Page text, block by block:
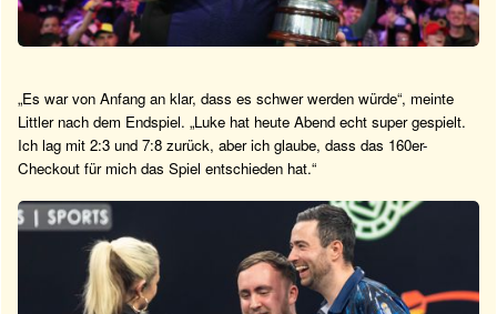
„Es war von Anfang an klar, dass es schwer werden würde“, meinte
Littler nach dem Endspiel. „Luke hat heute Abend echt super gespielt.
Ich lag mit 2:3 und 7:8 zurück, aber ich glaube, dass das 160er-
Checkout für mich das Spiel entschieden hat.“